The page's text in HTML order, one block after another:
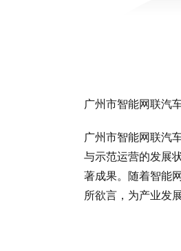
广州市智能网联汽
广州市智能网联汽
与示范运营的发展
著成果。随着智能
所欲言，为产业发